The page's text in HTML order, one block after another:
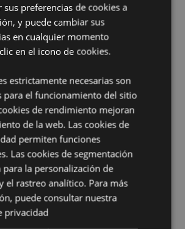
Poliéster y 5% Spyex
Regalo del Año:Novedad 2020
en Clic Sí
más acerca de los métodos de trabajo
Encuentra todo lo que necesitas saber
compra del cliente.
del Producto
16cm Largo 19cm Profundidad 10cm
5055071789199
56
sus preferencias de cookies a
y puede cambiar sus
en cualquier momento
en el icono de cookies.
estrictamente necesarias son
para el funcionamiento del sitio
de rendimiento mejoran
de la web. Las cookies de
permiten funciones
Las cookies de segmentación
para la personalización de
el rastreo analítico. Para más
puede consultar nuestra
privacidad